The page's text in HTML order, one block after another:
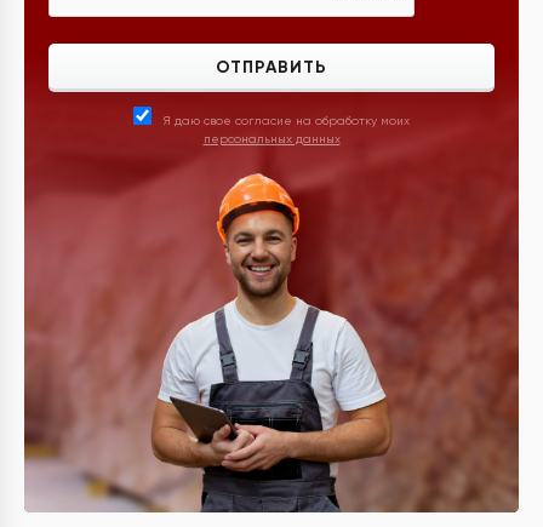
ОТПРАВИТЬ
Я даю свое согласие на обработку моих
персональных данных